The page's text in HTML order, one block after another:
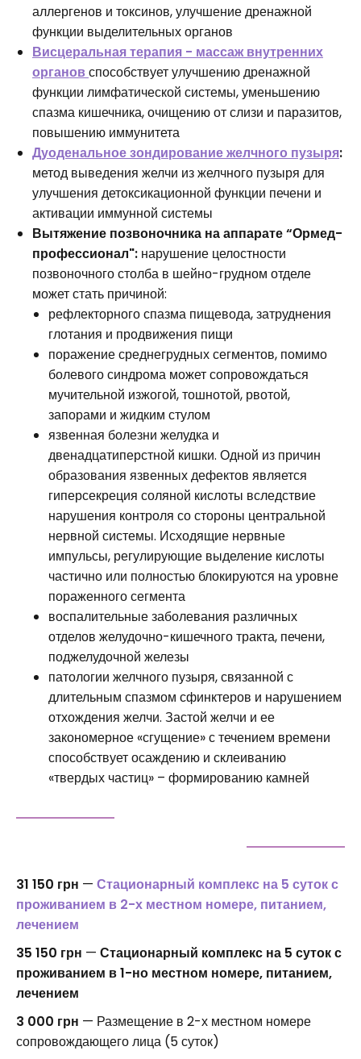
аллергенов и токсинов, улучшение дренажной
функции выделительных органов
Висцеральная терапия - массаж внутренних
органов способствует улучшению дренажной
функции лимфатической системы, уменьшению
спазма кишечника, очищению от слизи и паразитов,
повышению иммунитета
Дуоденальное зондирование желчного пузыря:
метод выведения желчи из желчного пузыря для
улучшения детоксикационной функции печени и
активации иммунной системы
Вытяжение позвоночника на аппарате “Ормед-
профессионал": нарушение целостности
позвоночного столба в шейно-грудном отделе
может стать причиной:
рефлекторного спазма пищевода, затруднения
глотания и продвижения пищи
поражение среднегрудных сегментов, помимо
болевого синдрома может сопровождаться
мучительной изжогой, тошнотой, рвотой,
запорами и жидким стулом
язвенная болезни желудка и
двенадцатиперстной кишки. Одной из причин
образования язвенных дефектов является
гиперсекреция соляной кислоты вследствие
нарушения контроля со стороны центральной
нервной системы. Исходящие нервные
импульсы, регулирующие выделение кислоты
частично или полностью блокируются на уровне
пораженного сегмента
воспалительные заболевания различных
отделов желудочно-кишечного тракта, печени,
поджелудочной железы
патологии желчного пузыря, связанной с
длительным спазмом сфинктеров и нарушением
отхождения желчи. Застой желчи и ее
закономерное «сгущение» с течением времени
способствует осаждению и склеиванию
«твердых частиц» – формированию камней
31 150 грн — Стационарный комплекс на 5 суток с
проживанием в 2-х местном номере, питанием,
лечением
35 150 грн — Стационарный комплекс на 5 суток с
проживанием в 1-но местном номере, питанием,
лечением
3 000 грн — Размещение в 2-х местном номере
сопровождающего лица (5 суток)